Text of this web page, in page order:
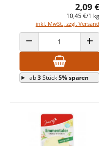
2,09 €
10,45 €/1 kg
inkl. MwSt., zzgl. Versand
ANZAHL VERRINGERN
ab3Stück5% sparen